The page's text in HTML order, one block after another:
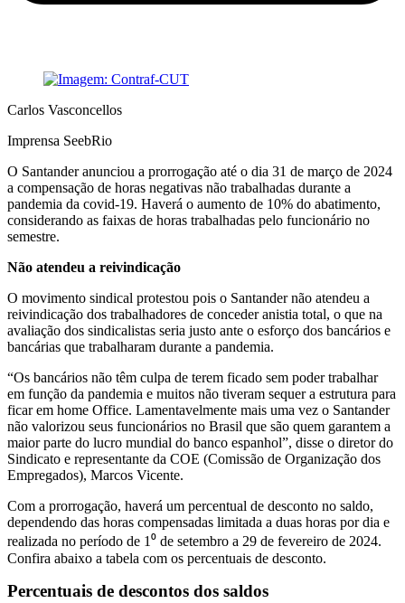
Carlos Vasconcellos
Imprensa SeebRio
O Santander anunciou a prorrogação até o dia 31 de março de 2024
a compensação de horas negativas não trabalhadas durante a
pandemia da covid-19. Haverá o aumento de 10% do abatimento,
considerando as faixas de horas trabalhadas pelo funcionário no
semestre.
Não atendeu a reivindicação
O movimento sindical protestou pois o Santander não atendeu a
reivindicação dos trabalhadores de conceder anistia total, o que na
avaliação dos sindicalistas seria justo ante o esforço dos bancários e
bancárias que trabalharam durante a pandemia.
“Os bancários não têm culpa de terem ficado sem poder trabalhar
em função da pandemia e muitos não tiveram sequer a estrutura para
ficar em home Office. Lamentavelmente mais uma vez o Santander
não valorizou seus funcionários no Brasil que são quem garantem a
maior parte do lucro mundial do banco espanhol”, disse o diretor do
Sindicato e representante da COE (Comissão de Organização dos
Empregados), Marcos Vicente.
Com a prorrogação, haverá um percentual de desconto no saldo,
dependendo das horas compensadas limitada a duas horas por dia e
realizada no período de 1⁰ de setembro a 29 de fevereiro de 2024.
Confira abaixo a tabela com os percentuais de desconto.
Percentuais de descontos dos saldos